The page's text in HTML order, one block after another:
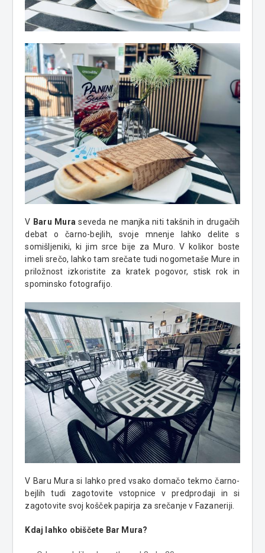
V Baru Mura seveda ne manjka niti takšnih in drugačih
debat o čarno-bejlih, svoje mnenje lahko delite s
somišljeniki, ki jim srce bije za Muro. V kolikor boste
imeli srečo, lahko tam srečate tudi nogometaše Mure in
priložnost izkoristite za kratek pogovor, stisk rok in
spominsko fotografijo.
V Baru Mura si lahko pred vsako domačo tekmo čarno-
bejlih tudi zagotovite vstopnice v predprodaji in si
zagotovite svoj košček papirja za srečanje v Fazaneriji.
Kdaj lahko obiščete Bar Mura?